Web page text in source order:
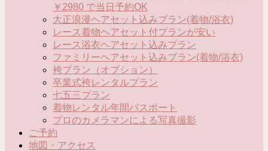
￥2980 で当日予約OK
大正浪漫ヘアセット込みプラン(着物/浴衣)
レース着物ヘアセット付プランが安い
レース浴衣ヘアセット込みプラン
ファミリーヘアセット込みプラン(着物/浴衣)
袴プラン（オプション）
卒業式袴レンタルプラン
七五三プラン
着物レンタル年間パスポート
プロのカメラマンによる写真撮影
ご予約
地図・アクセス